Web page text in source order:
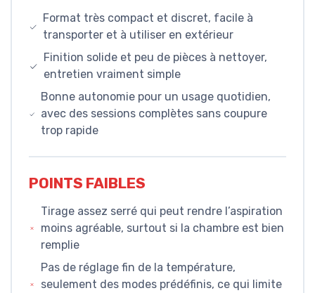
Format très compact et discret, facile à
transporter et à utiliser en extérieur
Finition solide et peu de pièces à nettoyer,
entretien vraiment simple
Bonne autonomie pour un usage quotidien,
avec des sessions complètes sans coupure
trop rapide
POINTS FAIBLES
Tirage assez serré qui peut rendre l’aspiration
moins agréable, surtout si la chambre est bien
remplie
Pas de réglage fin de la température,
seulement des modes prédéfinis, ce qui limite